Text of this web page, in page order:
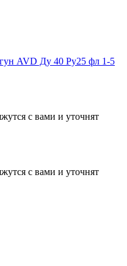
AVD Ду 40 Ру25 фл 1-5
с вами и уточнят
с вами и уточнят